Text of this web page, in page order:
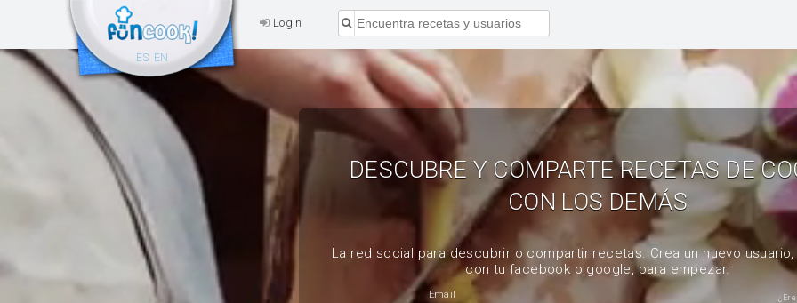
Login
ES EN
DESCUBRE Y COMPARTE RECETAS DE
CON LOS DEMÁS
La red social para descubrir o compartir recetas. Crea un nuevo
con tu facebook o google, para empezar.
Email